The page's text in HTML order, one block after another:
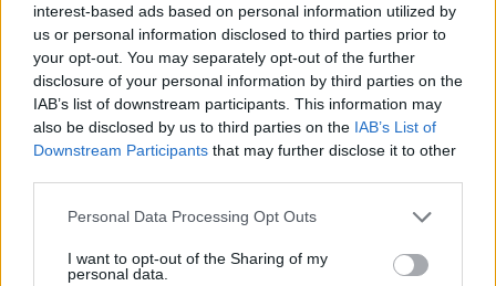
interest-based ads based on personal information utilized by
us or personal information disclosed to third parties prior to
your opt-out. You may separately opt-out of the further
disclosure of your personal information by third parties on the
IAB’s list of downstream participants. This information may
also be disclosed by us to third parties on the IAB’s List of
Downstream Participants that may further disclose it to other
Personal Data Processing Opt Outs
I want to opt-out of the Sharing of my
personal data.
Θέση εργασίας πλήρους απασχόλησης
Σταθερός μισθός/αναλόγως προσόντων & προϋπηρεσίας